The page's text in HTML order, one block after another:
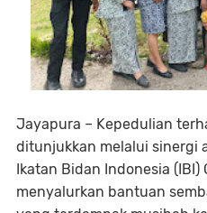
Jayapura – Kepedulian
ditunjukkan melalui sinergi
Ikatan Bidan Indonesia (IBI)
menyalurkan bantuan